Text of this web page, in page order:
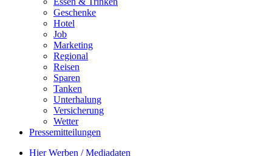
Geschenke
Hotel
Job
Marketing
Regional
Reisen
Sparen
Tanken
Unterhalung
Versicherung
Wetter
Pressemitteilungen
Hier Werben / Mediadaten